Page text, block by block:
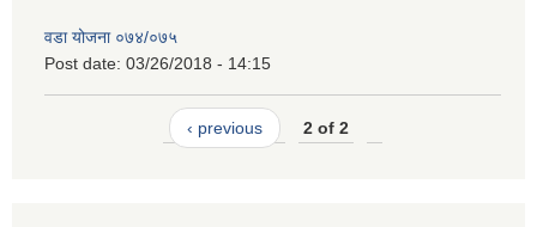
वडा योजना ०७४/०७५
Post date: 03/26/2018 - 14:15
‹ previous 2 of 2